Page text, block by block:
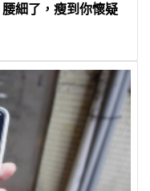
細了，瘦到你懷疑